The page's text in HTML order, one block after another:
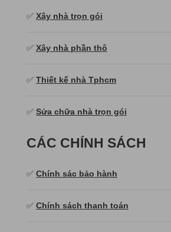
✅ Xây nhà trọn gói
✅ Xây nhà phần thô
✅ Thiết kế nhà Tphcm
✅ Sửa chữa nhà trọn gói
CÁC CHÍNH SÁCH
✅ Chính sác bảo hành
✅ Chính sách thanh toán